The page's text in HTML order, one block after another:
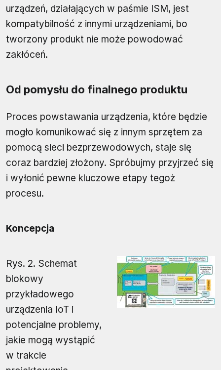
urządzeń, działających w paśmie ISM, jest
kompatybilność z innymi urządzeniami, bo
tworzony produkt nie może powodować
zakłóceń.
Od pomysłu do finalnego produktu
Proces powstawania urządzenia, które będzie
mogło komunikować się z innym sprzętem za
pomocą sieci bezprzewodowych, staje się
coraz bardziej złożony. Spróbujmy przyjrzeć się
i wyłonić pewne kluczowe etapy tegoż
procesu.
Koncepcja
Rys. 2. Schemat
blokowy
przykładowego
urządzenia IoT i
potencjalne problemy,
jakie mogą wystąpić
w trakcie